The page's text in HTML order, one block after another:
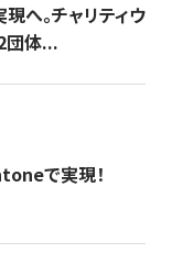
へ。チャリティウ
団体...
で実現！